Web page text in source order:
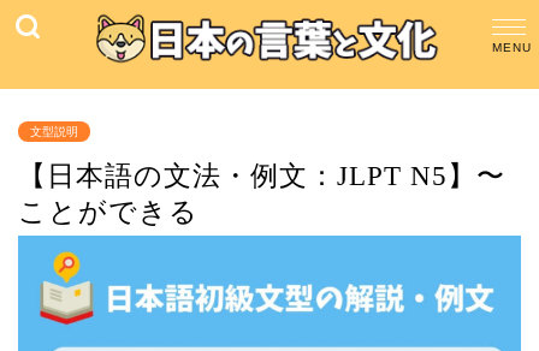
文型説明
【日本語の文法・例文：JLPT N5】〜
ことができる